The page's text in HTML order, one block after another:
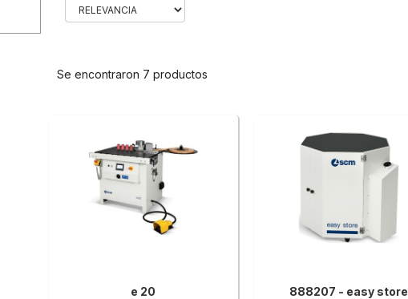
Se encontraron 7 productos
e 20
888207 - easy store